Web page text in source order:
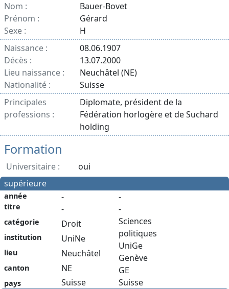
Nom :
Bauer-Bovet
Prénom :
Gérard
Sexe :
H
Naissance :
08.06.1907
Décès :
13.07.2000
Lieu naissance :
Neuchâtel (NE)
Nationalité :
Suisse
Principales
professions :
Diplomate, président de la
Fédération horlogère et de Suchard
holding
Formation
Universitaire :
oui
supérieure
année
titre
catégorie
institution
lieu
canton
pays
-
-
Droit
UniNe
Neuchâtel
NE
Suisse
-
-
Sciences
politiques
UniGe
Genève
GE
Suisse